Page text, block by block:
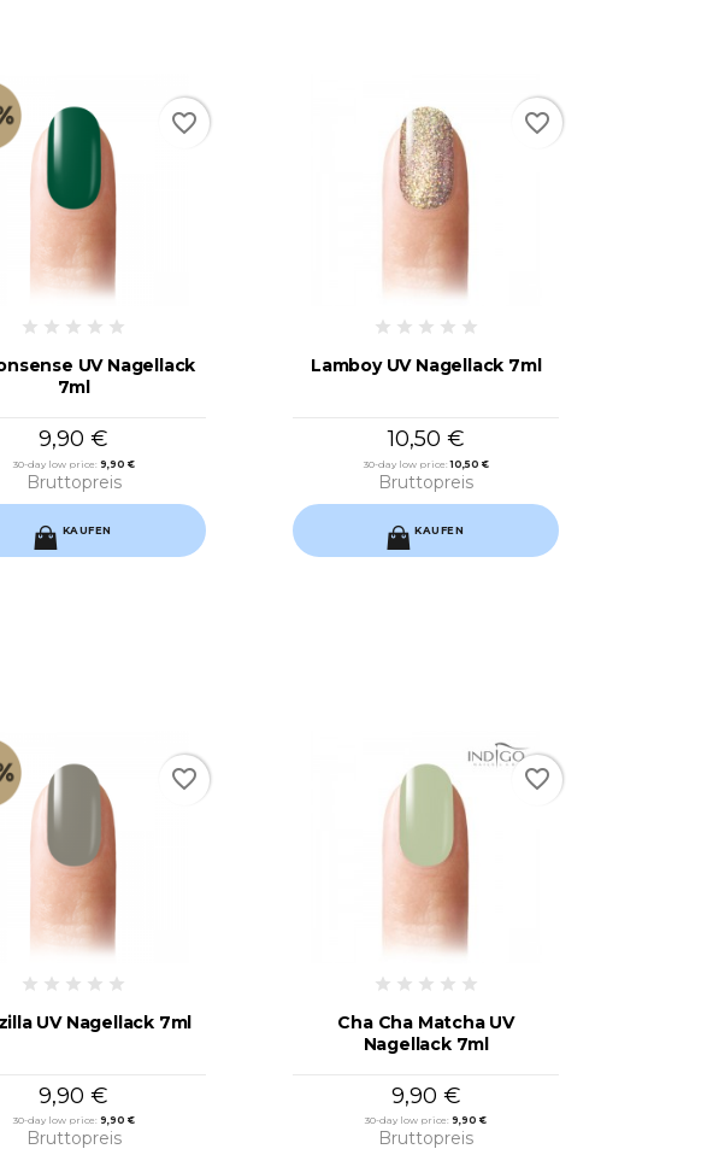
UV Nagellack
7ml
9,90 €
30-day low price: 9,90 €
Bruttopreis
KAUFEN
favorite_border
Lamboy UV Nagellack 7ml
10,50 €
30-day low price:10,50 €
Bruttopreis
KAUFEN
favorite_border
UV Nagellack 7ml
9,90 €
30-day low price: 9,90 €
Bruttopreis
favorite_border
Cha Cha Matcha UV
Nagellack 7ml
9,90 €
30-day low price:9,90 €
Bruttopreis
favorite_border